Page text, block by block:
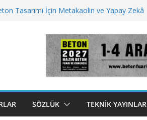
Tasarımı İçin Metakaolin ve Yapay Zekâ
Tuzu Ayrıştırmada Ultrasonik Cihaz
Gelecek İçin Beton İnovasyonları
Enjeksiyonu Çimentonun Sertleşme Şeklini
SÖZLÜK TEKNIK YAYINLAR